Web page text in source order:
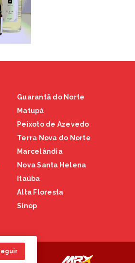
Guarantã do Norte
Matupá
Peixoto de Azevedo
Terra Nova do Norte
Marcelândia
Nova Santa Helena
Itaúba
Alta Floresta
Sinop